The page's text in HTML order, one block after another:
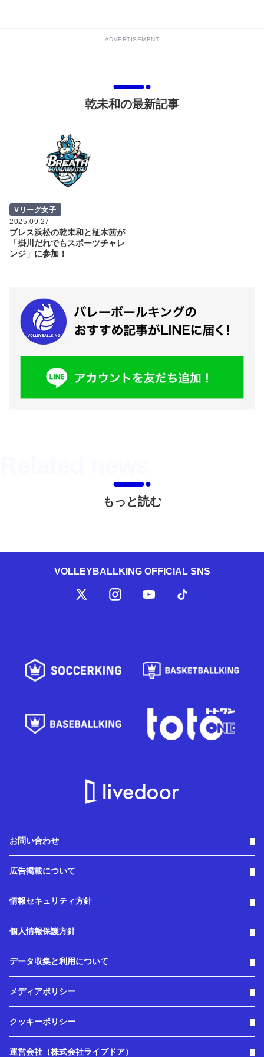
ADVERTISEMENT
乾未和の最新記事
Vリーグ女子
2025.09.27
ブレス浜松の乾未和と柾木茜が
「掛川だれでもスポーツチャレ
ンジ」に参加！
もっと読む
VOLLEYBALLKING OFFICIAL SNS
お問い合わせ
広告掲載について
情報セキュリティ方針
個人情報保護方針
データ収集と利用について
メディアポリシー
クッキーポリシー
運営会社（株式会社ライブドア）